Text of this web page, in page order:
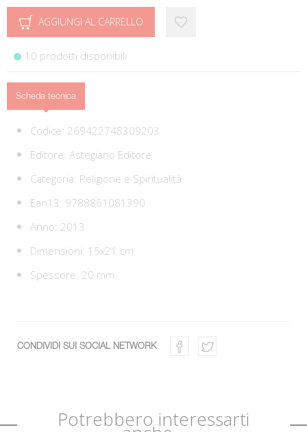
AGGIUNGI AL CARRELLO
10 prodotti disponibili
Scheda tecnica
Codice: 269422748309203
Editore: Astegiano Editore
Categoria: Religione e Spiritualità
Ean13: 9788861081390
Anno: 2013
Dimensioni: 15x21 cm
Spessore: 20 mm
CONDIVIDI SUI SOCIAL NETWORK
Potrebbero interessarti